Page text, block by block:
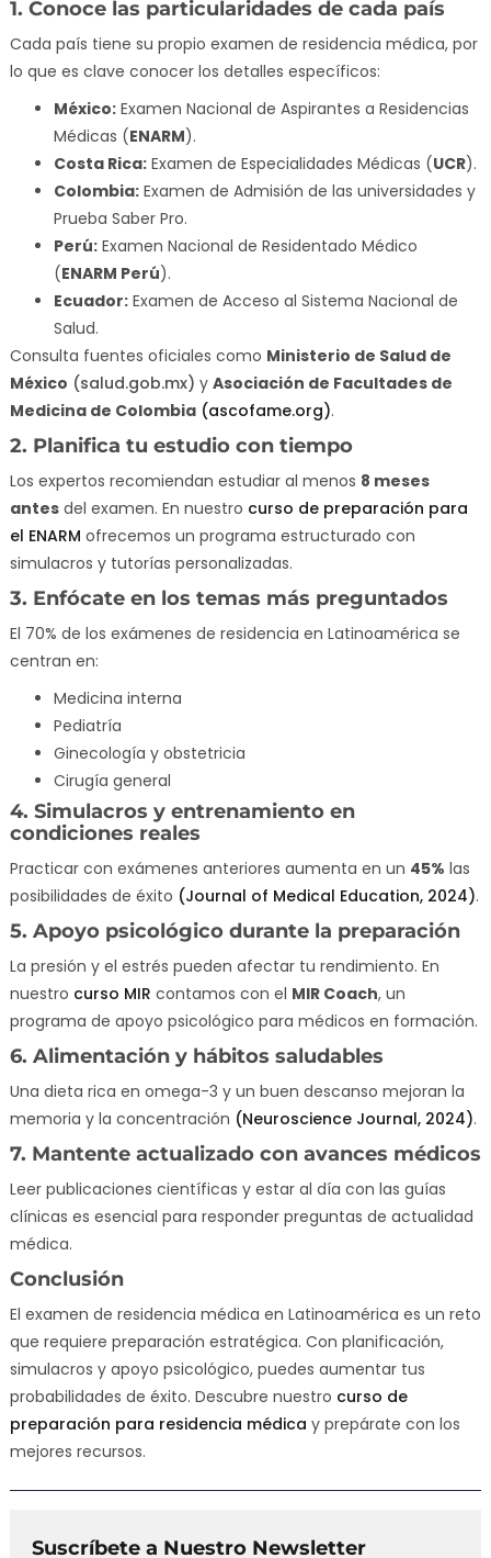
1. Conoce las particularidades de cada país
Cada país tiene su propio examen de residencia médica, por
lo que es clave conocer los detalles específicos:
México:Examen Nacional de Aspirantes a Residencias
Médicas (ENARM).
Costa Rica:Examen de Especialidades Médicas (UCR).
Colombia:Examen de Admisión de las universidades y
Prueba Saber Pro.
Perú:Examen Nacional de Residentado Médico
(ENARM Perú).
Ecuador:Examen de Acceso al Sistema Nacional de
Salud.
Consulta fuentes oficiales como Ministerio de Salud de
México (salud.gob.mx) y Asociación de Facultades de
Medicina de Colombia (ascofame.org).
2. Planifica tu estudio con tiempo
Los expertos recomiendan estudiar al menos 8 meses
antesdel examen. En nuestro curso de preparación para
el ENARM ofrecemos un programa estructurado con
simulacros y tutorías personalizadas.
3. Enfócate en los temas más preguntados
El 70% de los exámenes de residencia en Latinoamérica se
centran en:
Medicina interna
Pediatría
Ginecología y obstetricia
Cirugía general
4. Simulacros y entrenamiento en
condiciones reales
Practicar con exámenes anteriores aumenta en un 45% las
posibilidades de éxito (Journal of Medical Education, 2024).
5. Apoyo psicológico durante la preparación
La presión y el estrés pueden afectar tu rendimiento. En
nuestro curso MIR contamos con el MIR Coach, un
programa de apoyo psicológico para médicos en formación.
6. Alimentación y hábitos saludables
Una dieta rica en omega-3 y un buen descanso mejoran la
memoria y la concentración (Neuroscience Journal, 2024).
7. Mantente actualizado con avances médicos
Leer publicaciones científicas y estar al día con las guías
clínicas es esencial para responder preguntas de actualidad
médica.
Conclusión
El examen de residencia médica en Latinoamérica es un reto
que requiere preparación estratégica. Con planificación,
simulacros y apoyo psicológico, puedes aumentar tus
probabilidades de éxito. Descubre nuestro curso de
preparación para residencia médica y prepárate con los
mejores recursos.
Suscríbete a Nuestro Newsletter